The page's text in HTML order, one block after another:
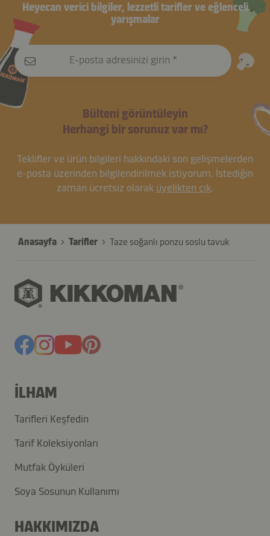
Heyecan verici bilgiler, lezzetli tarifler ve eğlenceli
yarışmalar
E-posta adresinizi girin
Bülteni görüntüleyin
Herhangi bir sorunuz var mı?
Teklifler ve ürün bilgileri hakkındaki son gelişmelerden
e-posta üzerinden bilgilendirilmek istiyorum. İstediğin
zaman ücretsiz olarak üyelikten çık.
Anasayfa Tarifler Taze soğanlı ponzu soslu tavuk
İLHAM
Tarifleri Keşfedin
Tarif Koleksiyonları
Mutfak Öyküleri
Soya Sosunun Kullanımı
HAKKIMIZDA